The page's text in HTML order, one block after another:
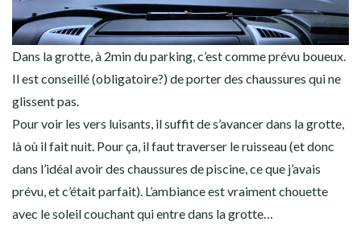
Dans la grotte, à 2min du parking, c’est comme prévu boueux.
Il est conseillé (obligatoire?) de porter des chaussures qui ne
glissent pas.
Pour voir les vers luisants, il suffit de s’avancer dans la grotte,
là où il fait nuit. Pour ça, il faut traverser le ruisseau (et donc
dans l’idéal avoir des chaussures de piscine, ce que j’avais
prévu, et c’était parfait). L’ambiance est vraiment chouette
avec le soleil couchant qui entre dans la grotte…